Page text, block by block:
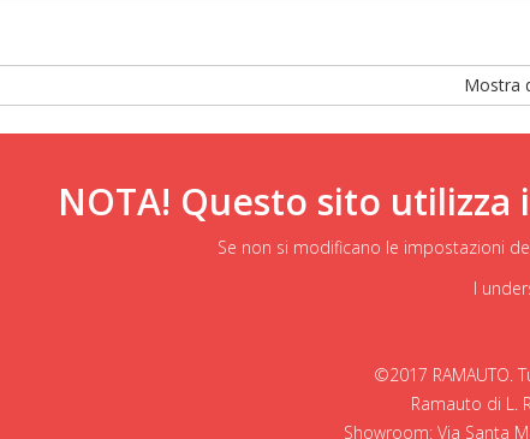
Mostra
NOTA! Questo sito
Se non si modificano le impostazioni
I
©2017 RAMAUTO.
Ramauto di L.
Showroom: Via Santa